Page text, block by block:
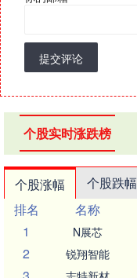
提交评论
个股实时涨跌榜
个股涨幅 个股跌幅
排名
名称
1
N展芯
2 锐翔智能